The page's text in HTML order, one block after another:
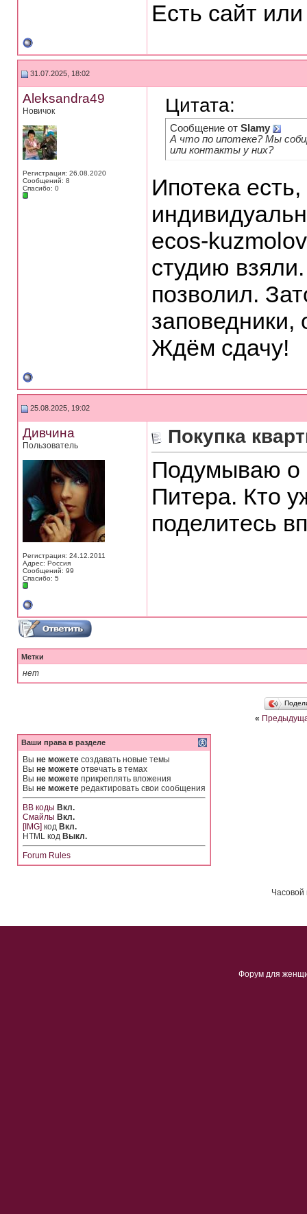
Есть сайт
31.07.2025, 18:02
Aleksandra49
Новичок
Регистрация: 26.08.2020
Сообщений: 8
Спасибо: 0
Цитата:
Сообщение от Slamy
А что по ипотеке? Мы
или контакты у них?
Ипотека
ecos-
студию
позволил.
заповедники,
Ждём сдачу!
25.08.2025, 19:02
Дивчина
Пользователь
Регистрация: 24.12.2011
Адрес: Россия
Сообщений: 99
Спасибо: 5
Покупка
Подумываю о
Питера. Кто
поделитесь
Метки
нет
«
Ваши права в разделе
Вы не можете создавать новые темы
Вы не можете отвечать в темах
Вы не можете прикреплять вложения
Вы не можете редактировать свои сообщения
BB коды Вкл.
Смайлы Вкл.
[IMG] код Вкл.
HTML код Выкл.
Forum Rules
Часовой
Форум для